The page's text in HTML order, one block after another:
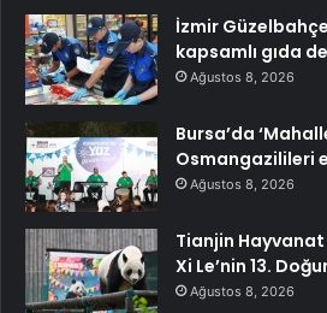
İzmir
kapsamlı gıda
Ağustos 8, 2026
Bursa’da
Osmangazilileri
Ağustos 8, 2026
Tianjin
Xi Le’nin 13.
Ağustos 8, 2026